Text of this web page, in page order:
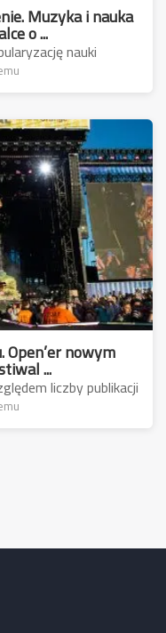
Muzyka i nauka
połączą siły w walce o ...
nauki
Open’er nowym
...
liczby publikacji